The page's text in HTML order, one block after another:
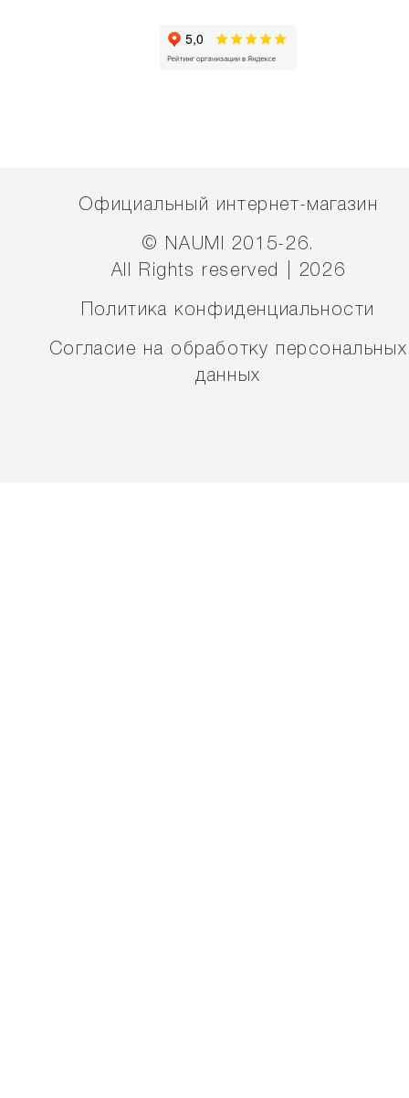
Официальный интернет-магазин
© NAUMI 2015-26.
All Rights reserved | 2026
Политика конфиденциальности
Согласие на обработку персональных
данных